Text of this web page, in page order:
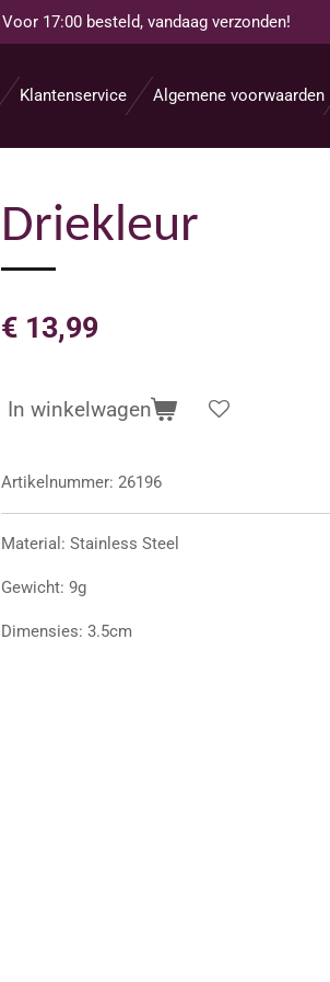
Voor 17:00 besteld, vandaag verzonden!
Klantenservice Algemene voorwaarden
Driekleur
€ 13,99
In winkelwagen
Artikelnummer: 26196
Material: Stainless Steel
Gewicht: 9g
Dimensies: 3.5cm